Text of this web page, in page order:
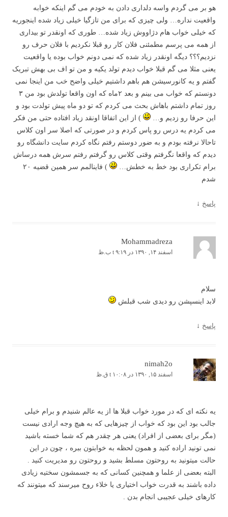
هو بر می گردم واسه دلداری دادن به خودم می گم اینکه خوابه
واقعیت نداره… ولی چیزی که برای من تازگیا خیلی زیاد شده اینجوریه
که خیلی خواب هام دژاووش زیاد شده… طوری که اونقدر تو بیداری
از همه می پرسم مطمئنی فلان کار رو قبلا نکردیم با فلان حرف رو
نزدیم؟؟؟ دیگه اونقدر زیاد شده که نمی دونم خواب بوده یا واقعیت
یعنی مثلا می گم قبلا خواب دیدم تولد یکیه و من تو اف بی بهش تبریک
گفتم و یه کانورسیشن هم باهم داشتیم خیلی واضح خب من اینجا نمی
دونستم که خواب می بینم و بعد ۲ماه که اون واقعا تولدش بود من ۳
روز تمام داشتم باهاش بحث می کردم که تو دو ماه پیش تولدت بود و
این حرفا رو زدیم و…
) از این اتفاقا اونقد زیاد افتاده حتی من فکر
می کردم یه درس رو پاس کردم و در صورتی که اصلا سر اون کلاس
تاحالا نرفته بودم و به ضور دوستم رفتم نگاه کردم سایت دانشگاه رو
دیدم که واقعا نگرفتم وقتی کلاس رو گرفتم رفتم سرش همه درساش
برام تکراری بود خط به خطش…
) فاینالمم سر همین قضیه ۲۰
شدم
پاسخ ↓
Mohammadreza
اسفند ۱۴, ۱۳۹۰ در t ۹:۱۹ ب.ظ
سلام
لابد اینسپشن رو دیدی شب قبلش
پاسخ ↓
nimah2o
اسفند ۱۵, ۱۳۹۰ در t ۱۰:۰۸ ق.ظ
یه نکته ای که در مورد خواب قبلا ها از یه عالم شنیدم و برام خیلی
جالب بود این بود که خواب از چیزهایی که به هیچ وجه ارادی نیست
(مگر برای بعضی از افراد) یعنی هر چقدر هم که شما خسته باشید
نمی تونید اراده کنید و همون لحظه به خوابتون ببره ، چون در این
حالت میتونید به روحتون مسلط بشید و روحتون رو مدیریت کنید .
البته بعضی از علما و همچنین کسانی که به جسمشون سختیه زیادی
داده باشند به قدرت خواب اختیاری یا خلاء روح میرسند که میتونند که
کارهای خیلی عجیبی انجام بدن .